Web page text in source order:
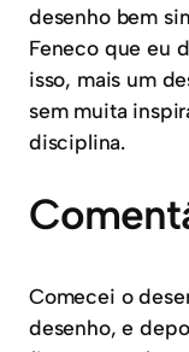
desenho bem
Feneco que eu
isso, mais um
sem muita
disciplina.
Comecei o
desenho, e